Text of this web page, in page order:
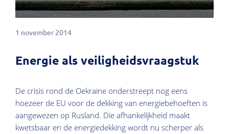
1 november 2014
Energie als veiligheidsvraagstuk
De crisis rond de Oekraïne onderstreept nog eens
hoezeer de EU voor de dekking van energiebehoeften is
aangewezen op Rusland. Die afhankelijkheid maakt
kwetsbaar en de energiedekking wordt nu scherper als